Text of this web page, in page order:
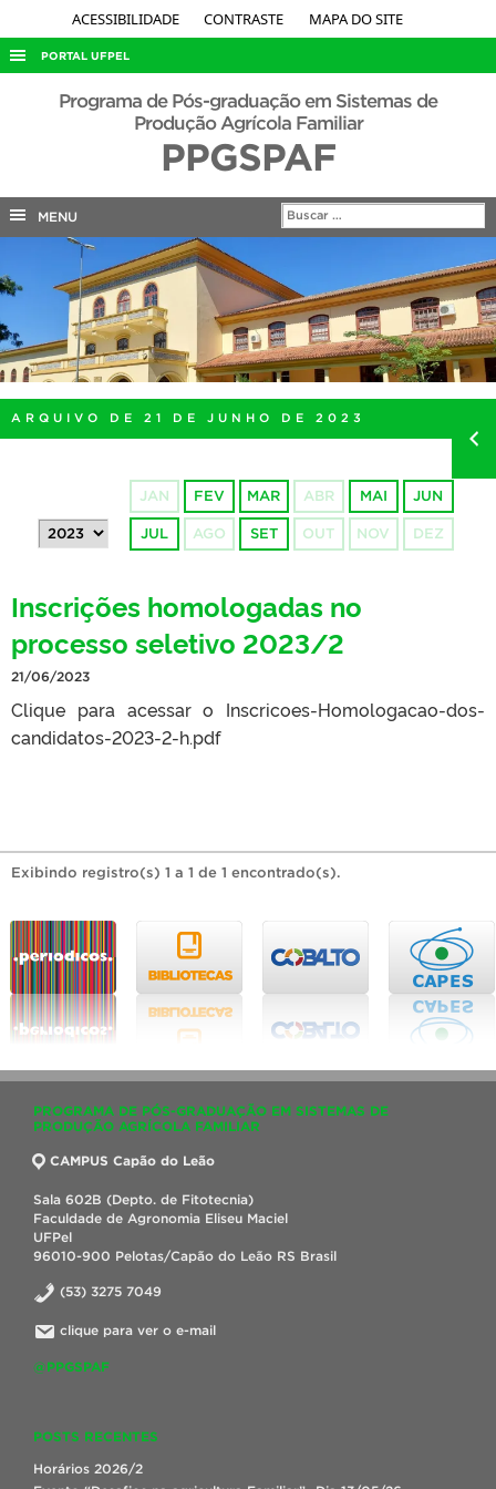
ACESSIBILIDADE CONTRASTE MAPA DO SITE
PORTAL UFPEL
ACESSO À INFORMAÇÃO
EDITAIS
INTERNACIONAL
OUVIDORIA
PORTARIAS
Programa de Pós-graduação em Sistemas de
Produção Agrícola Familiar
PPGSPAF
MENU
ARQUIVO DE 21 DE JUNHO DE 2023
JAN FEV MAR ABR MAI JUN
JUL AGO SET OUT NOV DEZ
Inscrições homologadas no
processo seletivo 2023/2
21/06/2023
Clique para acessar o Inscricoes-Homologacao-dos-
candidatos-2023-2-h.pdf
Exibindo registro(s) 1 a 1 de 1 encontrado(s).
PROGRAMA DE PÓS-GRADUAÇÃO EM SISTEMAS DE
PRODUÇÃO AGRÍCOLA FAMILIAR
CAMPUS Capão do Leão
Sala 602B (Depto. de Fitotecnia)
Faculdade de Agronomia Eliseu Maciel
UFPel
96010-900 Pelotas/Capão do Leão RS Brasil
(53) 3275 7049
clique para ver o e-mail
@PPGSPAF
POSTS RECENTES
Horários 2026/2